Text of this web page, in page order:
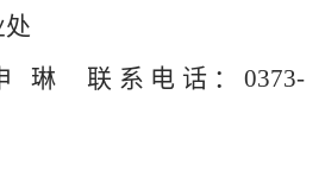
处
琳 联系电话：0373-